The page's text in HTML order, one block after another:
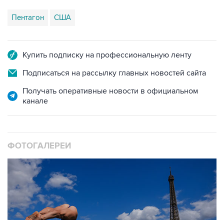
Пентагон США
Купить подписку на профессиональную ленту
Подписаться на рассылку главных новостей сайта
Получать оперативные новости в официальном
канале
ФОТОГАЛЕРЕИ